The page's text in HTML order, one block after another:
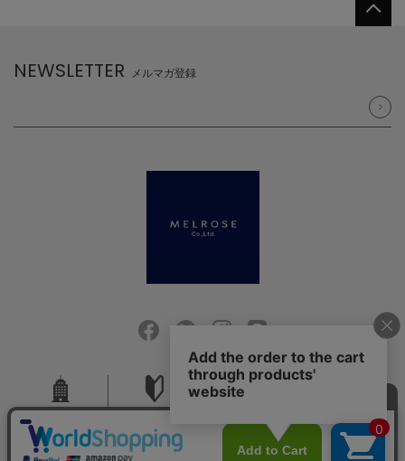
NEWSLETTER メルマガ登録
会社概要 採用情報 お問い合せ